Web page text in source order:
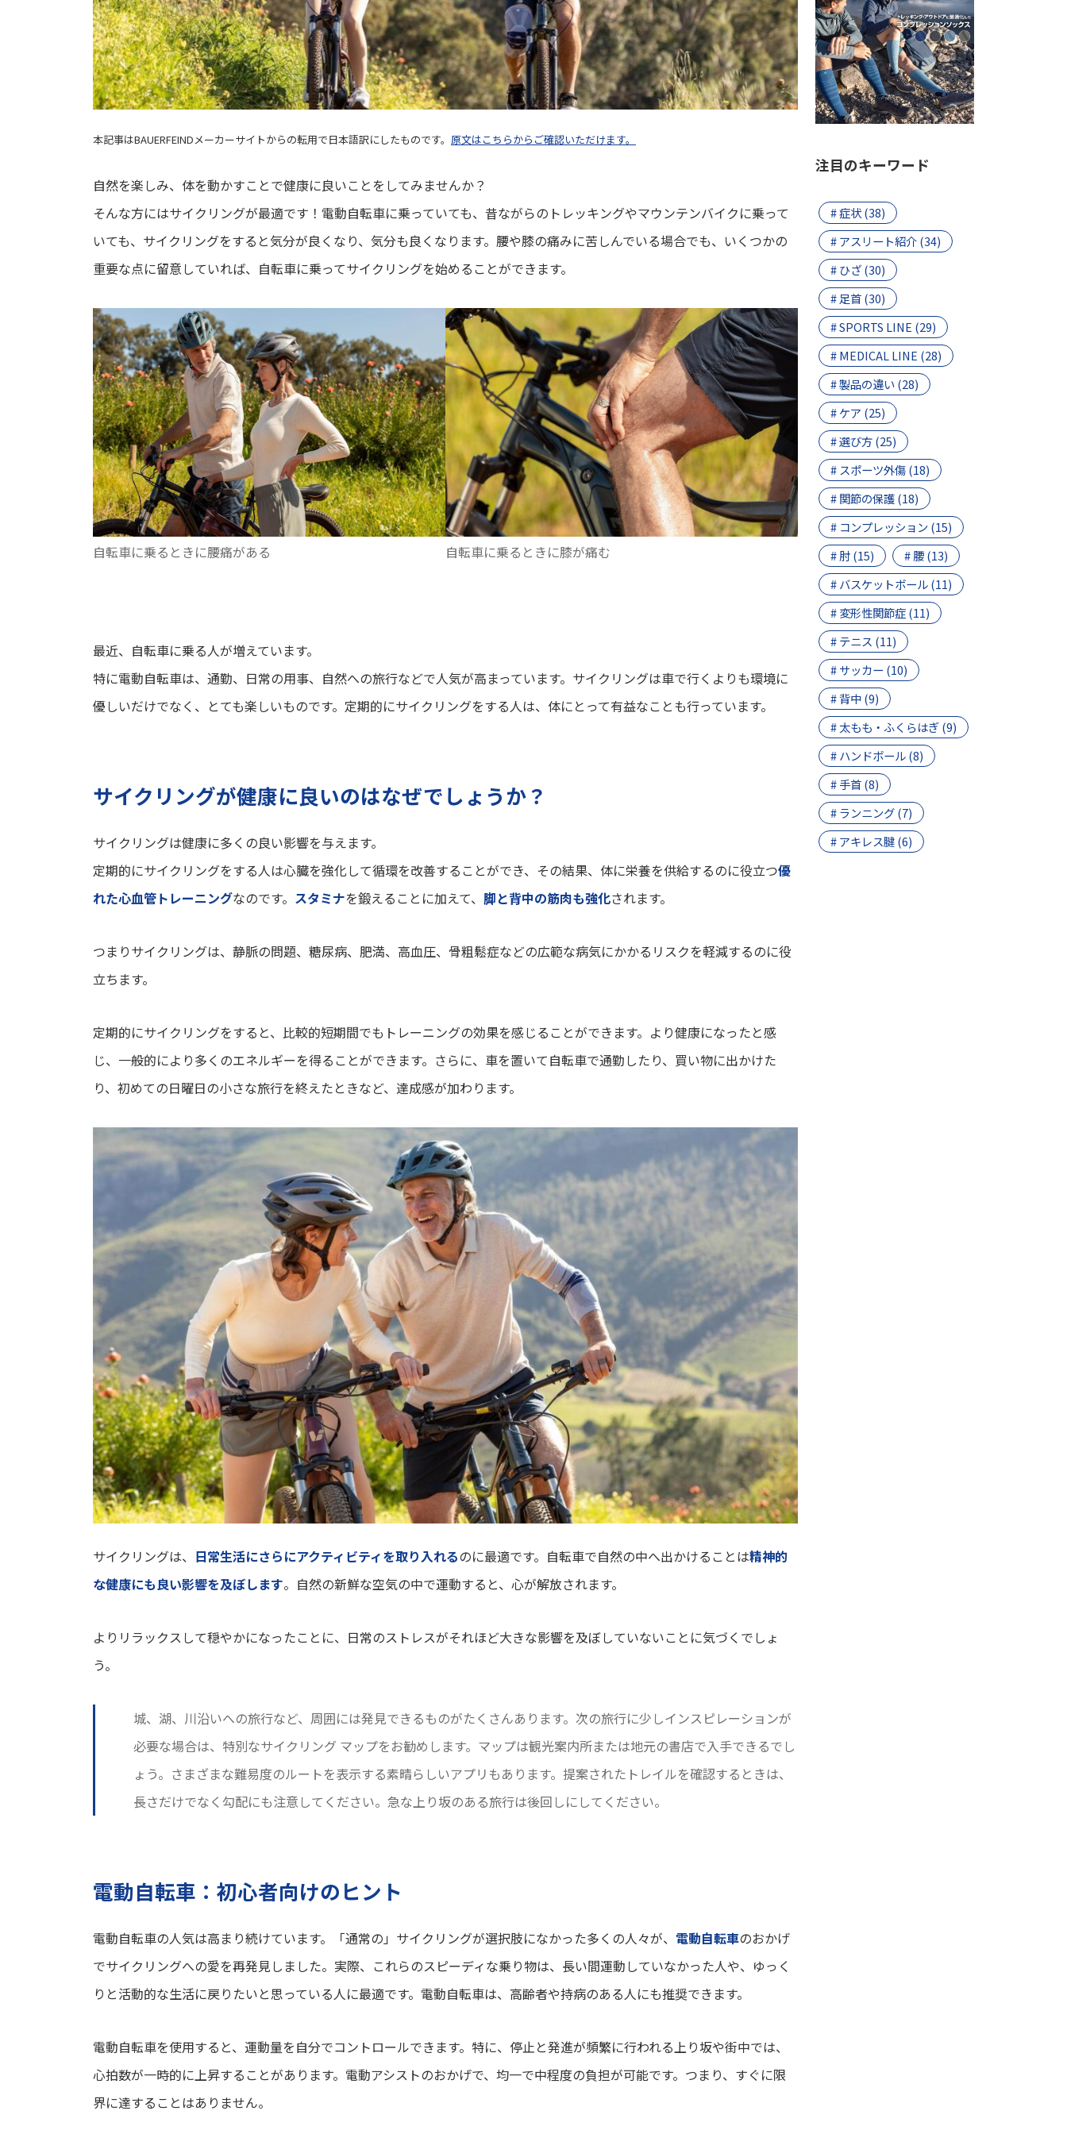
本記事はBAUERFEINDメーカーサイトからの転用で日本語訳にしたものです。 原文はこちらからご確認いただけます。
自然を楽しみ、体を動かすことで健康に良いことをしてみませんか？
そんな方にはサイクリングが最適です！電動自転車に乗っていても、昔ながらのトレッキングやマウンテンバイクに乗って
いても、サイクリングをすると気分が良くなり、気分も良くなります。腰や膝の痛みに苦しんでいる場合でも、いくつかの
重要な点に留意していれば、自転車に乗ってサイクリングを始めることができます。
自転車に乗るときに腰痛がある 自転車に乗るときに膝が痛む
最近、自転車に乗る人が増えています。
特に電動自転車は、通勤、日常の用事、自然への旅行などで人気が高まっています。サイクリングは車で行くよりも環境に
優しいだけでなく、とても楽しいものです。定期的にサイクリングをする人は、体にとって有益なことも行っています。
サイクリングが健康に良いのはなぜでしょうか？
サイクリングは健康に多くの良い影響を与えます。
定期的にサイクリングをする人は心臓を強化して循環を改善することができ、その結果、体に栄養を供給するのに役立つ優
れた心血管トレーニングなのです。 スタミナを鍛えることに加えて、 脚と背中の筋肉も強化されます。
つまりサイクリングは、静脈の問題、糖尿病、肥満、高血圧、骨粗鬆症などの広範な病気にかかるリスクを軽減するのに役
立ちます。
定期的にサイクリングをすると、比較的短期間でもトレーニングの効果を感じることができます。より健康になったと感
じ、一般的により多くのエネルギーを得ることができます。さらに、車を置いて自転車で通勤したり、買い物に出かけた
り、初めての日曜日の小さな旅行を終えたときなど、達成感が加わります。
サイクリングは、 日常生活にさらにアクティビティを取り入れるのに最適です。自転車で自然の中へ出かけることは精神的
な健康にも良い影響を及ぼします。自然の新鮮な空気の中で運動すると、心が解放されます。
よりリラックスして穏やかになったことに、日常のストレスがそれほど大きな影響を及ぼしていないことに気づくでしょ
う。
城、湖、川沿いへの旅行など、周囲には発見できるものがたくさんあります。次の旅行に少しインスピレーションが
必要な場合は、特別なサイクリング マップをお勧めします。マップは観光案内所または地元の書店で入手できるでし
ょう。さまざまな難易度のルートを表示する素晴らしいアプリもあります。提案されたトレイルを確認するときは、
長さだけでなく勾配にも注意してください。急な上り坂のある旅行は後回しにしてください。
電動自転車：初心者向けのヒント
電動自転車の人気は高まり続けています。「通常の」サイクリングが選択肢になかった多くの人々が、 電動自転車のおかげ
でサイクリングへの愛を再発見しました。実際、これらのスピーディな乗り物は、長い間運動していなかった人や、ゆっく
りと活動的な生活に戻りたいと思っている人に最適です。電動自転車は、高齢者や持病のある人にも推奨できます。
電動自転車を使用すると、運動量を自分でコントロールできます。特に、停止と発進が頻繁に行われる上り坂や街中では、
心拍数が一時的に上昇することがあります。電動アシストのおかげで、均一で中程度の負担が可能です。つまり、すぐに限
界に達することはありません。
注目のキーワード
# 症状 (38)
# アスリート紹介 (34)
# ひざ (30)
# 足首 (30)
# SPORTS LINE (29)
# MEDICAL LINE (28)
# 製品の違い (28)
# ケア (25)
# 選び方 (25)
# スポーツ外傷 (18)
# 関節の保護 (18)
# コンプレッション (15)
# 肘 (15)
# 腰 (13)
# バスケットボール (11)
# 変形性関節症 (11)
# テニス (11)
# サッカー (10)
# 背中 (9)
# 太もも・ふくらはぎ (9)
# ハンドボール (8)
# 手首 (8)
# ランニング (7)
# アキレス腱 (6)